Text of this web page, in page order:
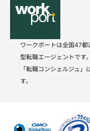
ワークポートは全国47
型転職エージェントです。
「転職コンシェルジュ
す。